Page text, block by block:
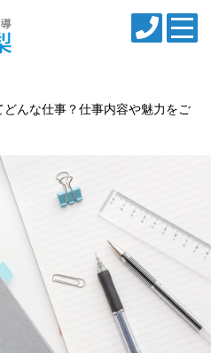
どんな仕事？仕事内容や魅力をご